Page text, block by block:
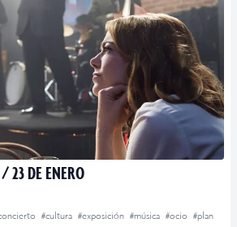
23 DE ENERO
#cultura #exposición #música #ocio #plan